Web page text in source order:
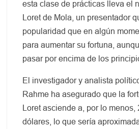
esta clase de prácticas lleva el
Loret de Mola, un presentador
popularidad que en algún
para aumentar su fortuna,
pasar por encima de los
El investigador y analista
Rahme ha asegurado que la
Loret asciende a, por lo menos,
dólares, lo que sería